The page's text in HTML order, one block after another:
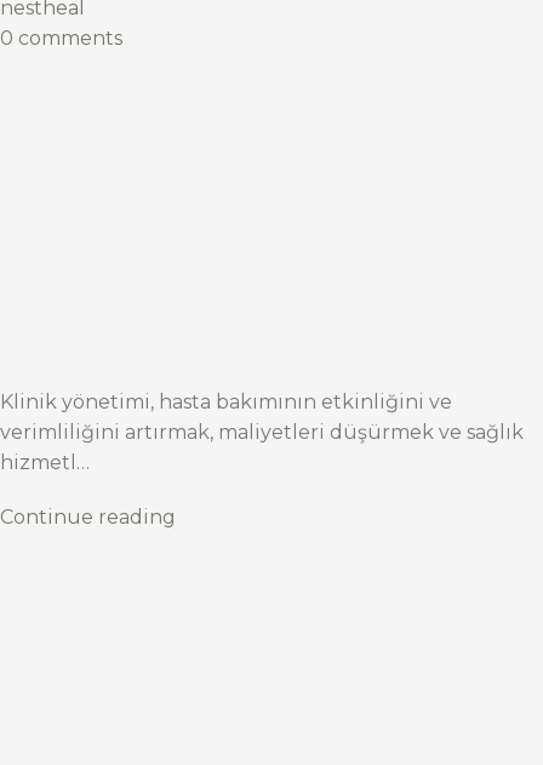
nestheal
0 comments
Klinik yönetimi, hasta bakımının etkinliğini ve
verimliliğini artırmak, maliyetleri düşürmek ve sağlık
hizmetl…
Continue reading